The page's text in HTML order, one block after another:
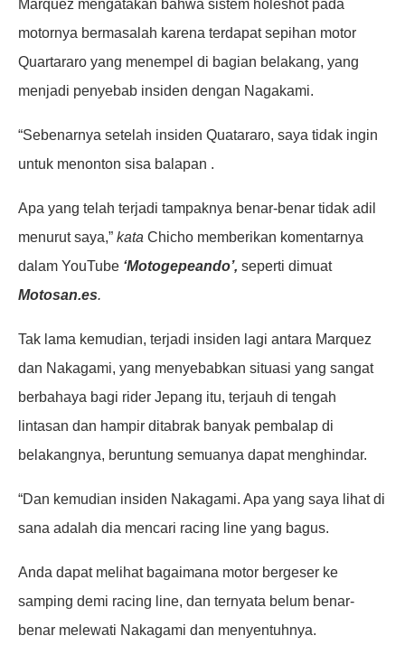
Marquez mengatakan bahwa sistem holeshot pada
motornya bermasalah karena terdapat sepihan motor
Quartararo yang menempel di bagian belakang, yang
menjadi penyebab insiden dengan Nagakami.
“Sebenarnya setelah insiden Quatararo, saya tidak ingin
untuk menonton sisa balapan .
Apa yang telah terjadi tampaknya benar-benar tidak adil
menurut saya,” kata Chicho memberikan komentarnya
dalam YouTube ‘Motogepeando’, seperti dimuat
Motosan.es.
Tak lama kemudian, terjadi insiden lagi antara Marquez
dan Nakagami, yang menyebabkan situasi yang sangat
berbahaya bagi rider Jepang itu, terjauh di tengah
lintasan dan hampir ditabrak banyak pembalap di
belakangnya, beruntung semuanya dapat menghindar.
“Dan kemudian insiden Nakagami. Apa yang saya lihat di
sana adalah dia mencari racing line yang bagus.
Anda dapat melihat bagaimana motor bergeser ke
samping demi racing line, dan ternyata belum benar-
benar melewati Nakagami dan menyentuhnya.